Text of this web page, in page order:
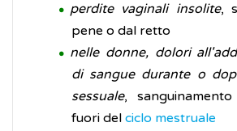
perdite vaginali insolite,
pene o dal retto
nelle donne, dolori
di sangue durante o
sessuale,
fuori del ciclo mestruale